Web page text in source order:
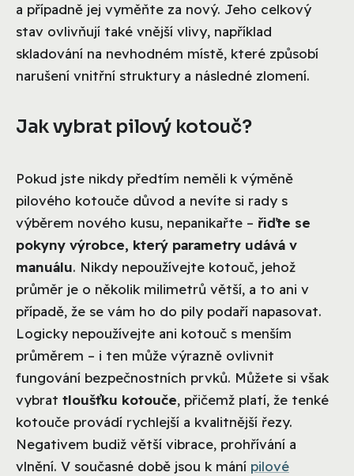
a případně jej vyměňte za nový. Jeho celkový
stav ovlivňují také vnější vlivy, například
skladování na nevhodném místě, které způsobí
narušení vnitřní struktury a následné zlomení.
Jak vybrat pilový kotouč?
Pokud jste nikdy předtím neměli k výměně
pilového kotouče důvod a nevíte si rady s
výběrem nového kusu, nepanikařte – řiďte se
pokyny výrobce, který parametry udává v
manuálu. Nikdy nepoužívejte kotouč, jehož
průměr je o několik milimetrů větší, a to ani v
případě, že se vám ho do pily podaří napasovat.
Logicky nepoužívejte ani kotouč s menším
průměrem – i ten může výrazně ovlivnit
fungování bezpečnostních prvků. Můžete si však
vybrat tloušťku kotouče, přičemž platí, že tenké
kotouče provádí rychlejší a kvalitnější řezy.
Negativem budiž větší vibrace, prohřívání a
vlnění. V současné době jsou k mání pilové